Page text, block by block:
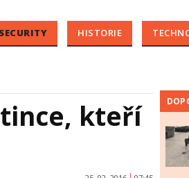
SECURITY HISTORIE
kteří